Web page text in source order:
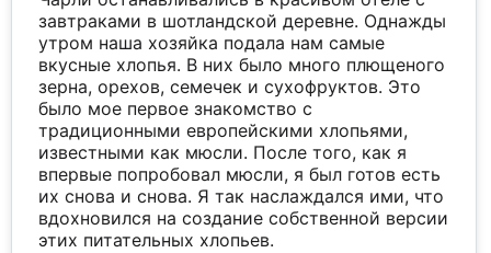
завтраками в шотландской деревне. Однажды
утром наша хозяйка подала нам самые
вкусные хлопья. В них было много плющеного
зерна, орехов, семечек и сухофруктов. Это
было мое первое знакомство с
традиционными европейскими хлопьями,
известными как мюсли. После того, как я
впервые попробовал мюсли, я был готов есть
их снова и снова. Я так наслаждался ими, что
вдохновился на создание собственной версии
этих питательных хлопьев.